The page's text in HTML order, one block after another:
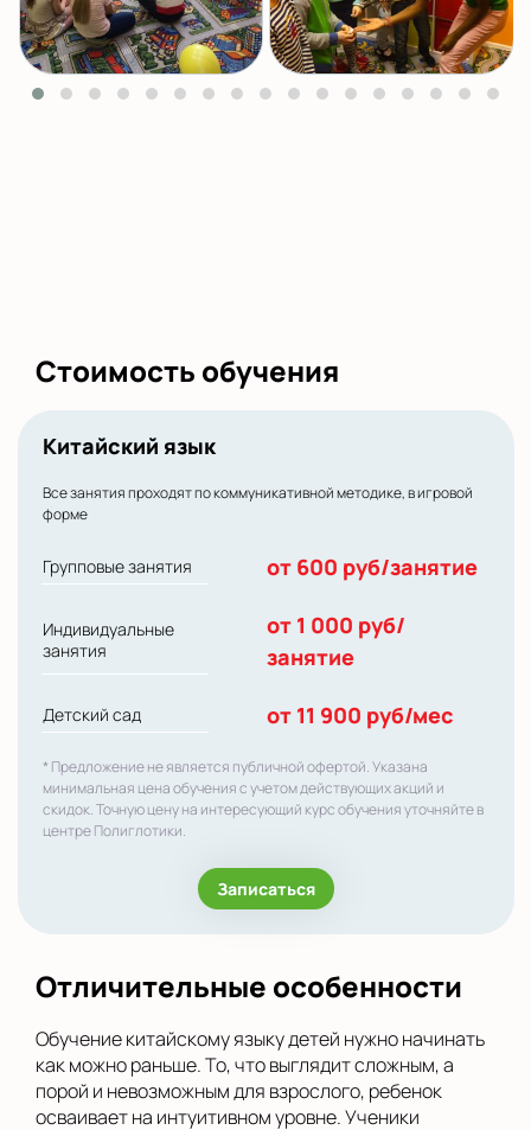
Стоимость обучения
Китайский язык
Все занятия проходят по коммуникативной методике, в игровой
форме
Групповые занятия от 600 руб/занятие
Индивидуальные
занятия
от 1 000 руб/
занятие
Детский сад от 11 900 руб/мес
* Предложение не является публичной офертой. Указана
минимальная цена обучения с учетом действующих акций и
скидок. Точную цену на интересующий курс обучения уточняйте в
центре Полиглотики.
Записаться
Отличительные особенности
Обучение китайскому языку детей нужно начинать
как можно раньше. То, что выглядит сложным, а
порой и невозможным для взрослого, ребенок
осваивает на интуитивном уровне. Ученики